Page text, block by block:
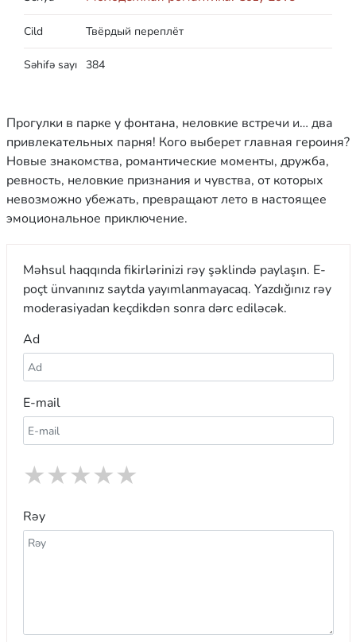
Cild Твёрдый переплёт
Səhifə sayı 384
Прогулки в парке у фонтана, неловкие встречи и… два
привлекательных парня! Кого выберет главная героиня?
Новые знакомства, романтические моменты, дружба,
ревность, неловкие признания и чувства, от которых
невозможно убежать, превращают лето в настоящее
эмоциональное приключение.
Məhsul haqqında fikirlərinizi rəy şəklində paylaşın. E-
poçt ünvanınız saytda yayımlanmayacaq. Yazdığınız rəy
moderasiyadan keçdikdən sonra dərc ediləcək.
Ad
E-mail
★
★
★
★
★
Rəy